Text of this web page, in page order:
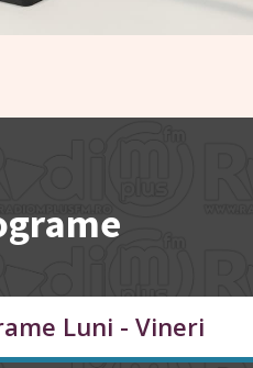
Luni - Vineri